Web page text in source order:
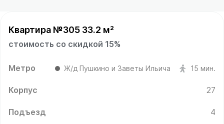
Квартира №305 33.2 м²
стоимость со скидкой 15%
Метро Ж/д Пушкино и Заветы Ильича 15 мин.
Корпус 27
Подъезд 4